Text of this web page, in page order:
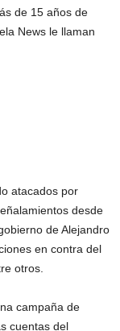
de 15 años de
News le llaman
atacados por
desde
de Alejandro
en contra del
otros.
campaña de
cuentas del